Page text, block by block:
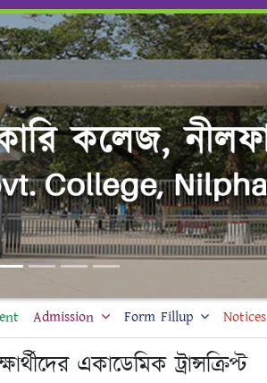
Admission Form Fillup Notices
একাডেমিক ট্রান্সক্রিপ্ট